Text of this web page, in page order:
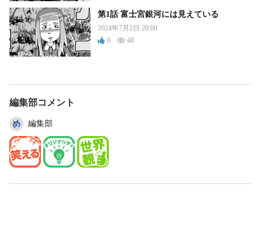
第1話 富士宮銀河には見えている
2024年7月2日 20:00
0
48
編集部コメント
編集部